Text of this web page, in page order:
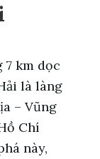
7 km dọc
là làng
– Vũng
Chí
này,